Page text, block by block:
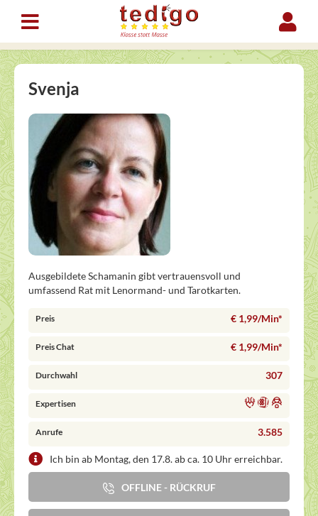
Svenja
Ausgebildete Schamanin gibt vertrauensvoll und
umfassend Rat mit Lenormand- und Tarotkarten.
Preis € 1,99/Min*
Preis Chat € 1,99/Min*
Durchwahl 307
Expertisen
Anrufe 3.585
Ich bin ab Montag, den 17.8. ab ca. 10 Uhr erreichbar.
OFFLINE - RÜCKRUF